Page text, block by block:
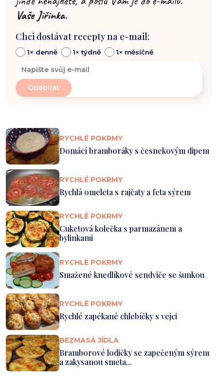
Vaše Jiřinka.
Chci dostávat recepty na e-mail:
1× denně 1× týdně 1× měsíčně
RYCHLÉ POKRMY
Domácí bramboráky s česnekovým dipem
RYCHLÉ POKRMY
Rychlá omeleta s rajčaty a feta sýrem
RYCHLÉ POKRMY
Cuketová kolečka s parmazánem a
bylinkami
RYCHLÉ POKRMY
Smažené knedlíkové sendviče se šunkou
RYCHLÉ POKRMY
Rychlé zapékané chlebíčky s vejci
BEZMASÁ JÍDLA
Bramborové lodičky se zapečeným sýrem
a zakysanou smeta...